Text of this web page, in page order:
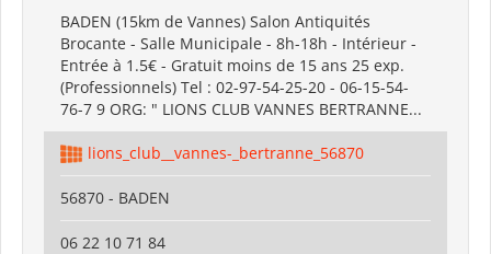
BADEN (15km de Vannes) Salon Antiquités
Brocante - Salle Municipale - 8h-18h - Intérieur -
Entrée à 1.5€ - Gratuit moins de 15 ans 25 exp.
(Professionnels) Tel : 02-97-54-25-20 - 06-15-54-
76-7 9 ORG: " LIONS CLUB VANNES BERTRANNE...
lions_club__vannes-_bertranne_56870
56870 - BADEN
06 22 10 71 84